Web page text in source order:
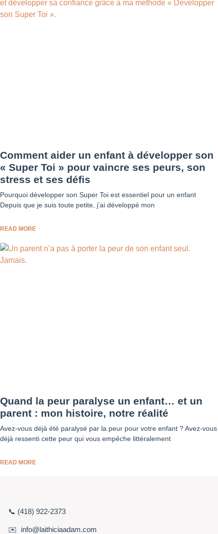
Comment aider un enfant à développer son
« Super Toi » pour vaincre ses peurs, son
stress et ses défis
Pourquoi développer son Super Toi est essentiel pour un enfant
Depuis que je suis toute petite, j’ai développé mon
READ MORE
Quand la peur paralyse un enfant… et un
parent : mon histoire, notre réalité
Avez-vous déjà été paralysé par la peur pour votre enfant ? Avez-vous
déjà ressenti cette peur qui vous empêche littéralement
READ MORE
📞 (418) 922-2373
✉️ info@laithiciaadam.com